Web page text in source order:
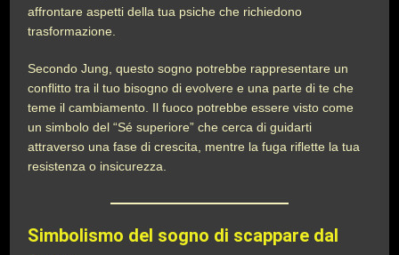
affrontare aspetti della tua psiche che richiedono
trasformazione.
Secondo Jung, questo sogno potrebbe rappresentare un
conflitto tra il tuo bisogno di evolvere e una parte di te che
teme il cambiamento. Il fuoco potrebbe essere visto come
un simbolo del “Sé superiore” che cerca di guidarti
attraverso una fase di crescita, mentre la fuga riflette la tua
resistenza o insicurezza.
Simbolismo del sogno di scappare dal